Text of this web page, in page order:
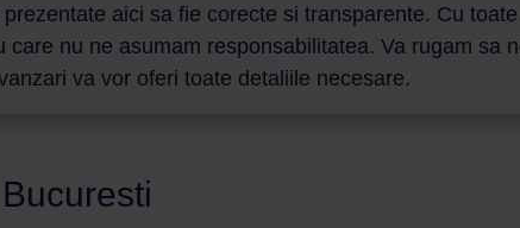
aici sa fie corecte si transparente. Cu
nu ne asumam responsabilitatea. Va rugam sa
va vor oferi toate detaliile necesare.